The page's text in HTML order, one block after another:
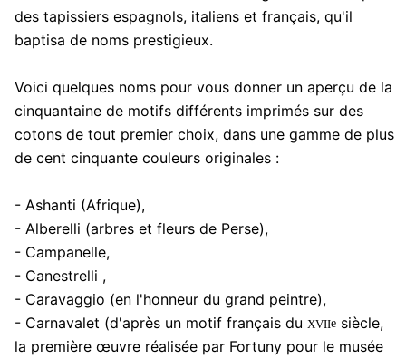
des tapissiers espagnols, italiens et français, qu'il
baptisa de noms prestigieux.
Voici quelques noms pour vous donner un aperçu de la
cinquantaine de motifs différents imprimés sur des
cotons de tout premier choix, dans une gamme de plus
de cent cinquante couleurs originales :
- Ashanti (Afrique),
- Alberelli (arbres et fleurs de Perse),
- Campanelle,
- Canestrelli ,
- Caravaggio (en l'honneur du grand peintre),
- Carnavalet (d'après un motif français du xviiesiècle,
la première œuvre réalisée par Fortuny pour le musée